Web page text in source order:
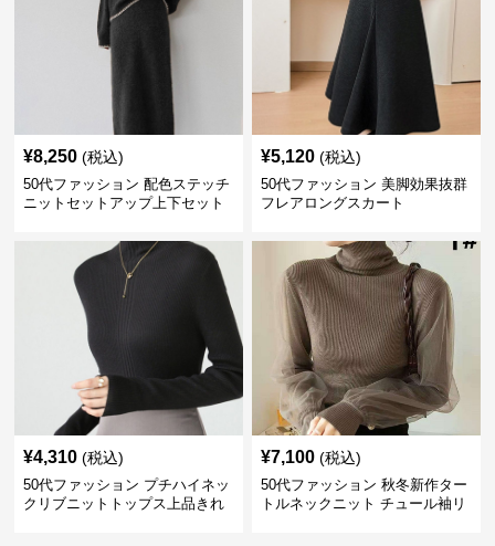
¥8,250 (税込)
50代ファッション 配色ステッチ
ニットセットアップ上下セット
¥5,120 (税込)
50代ファッション 美脚効果抜群
フレアロングスカート
¥4,310 (税込)
50代ファッション プチハイネッ
クリブニットトップス上品きれ
¥7,100 (税込)
50代ファッション 秋冬新作ター
トルネックニット チュール袖リ